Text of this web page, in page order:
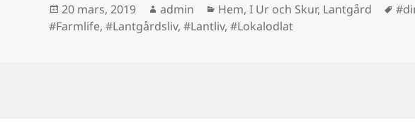
Postat
20 mars, 2019 Författare
admin Kategorier
Hem,I Ur och Skur, Lantgård
#Farmlife,#Lantgårdsliv,#Lantliv,#Lokalodlat